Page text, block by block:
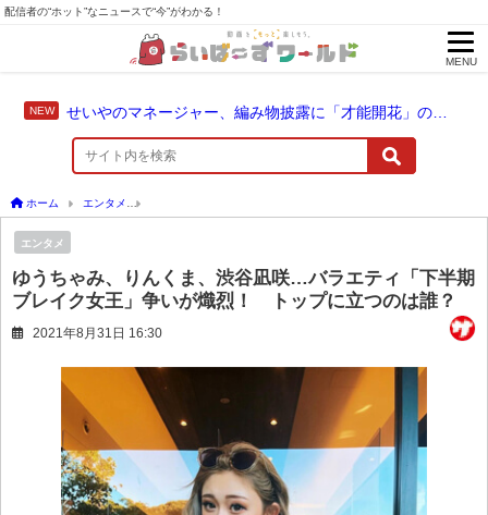
配信者の“ホット”なニュースで“今”がわかる！
MENU
せいやのマネージャー、編み物披露に「才能開花」の予感
ホーム エンタメ
エンタメ
ゆうちゃみ、りんくま、渋谷凪咲…バラエティ「下半期
ブレイク女王」争いが熾烈！ トップに立つのは誰？
2021年8月31日 16:30